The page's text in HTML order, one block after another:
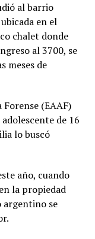
al barrio
en el
chalet donde
al 3700, se
meses de
(EAAF)
de 16
lo buscó
año, cuando
la propiedad
argentino se